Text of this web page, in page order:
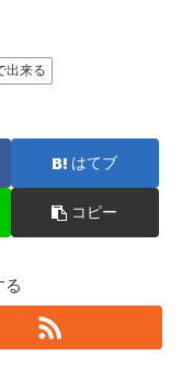
出来る
はてブ
コピー
る